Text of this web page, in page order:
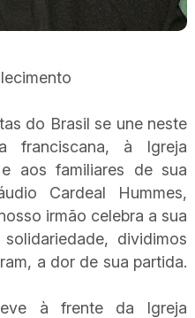
do Brasil se une neste
franciscana, à Igreja
aos familiares de sua
Cardeal Hummes,
irmão celebra a sua
dividimos
a dor de sua partida.
à frente da Igreja